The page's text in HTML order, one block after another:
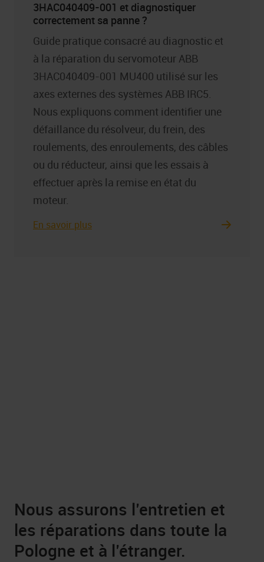
3HAC040409-001 et diagnostiquer
correctement sa panne ?
Guide pratique consacré au diagnostic et
à la réparation du servomoteur ABB
3HAC040409-001 MU400 utilisé sur les
axes externes des systèmes ABB IRC5.
Nous expliquons comment identifier une
défaillance du résolveur, du frein, des
roulements, des enroulements, des câbles
ou du réducteur, ainsi que les essais à
effectuer après la remise en état du
moteur.
En savoir plus
Nous assurons l’entretien et
les réparations dans toute la
Pologne et à l’étranger.